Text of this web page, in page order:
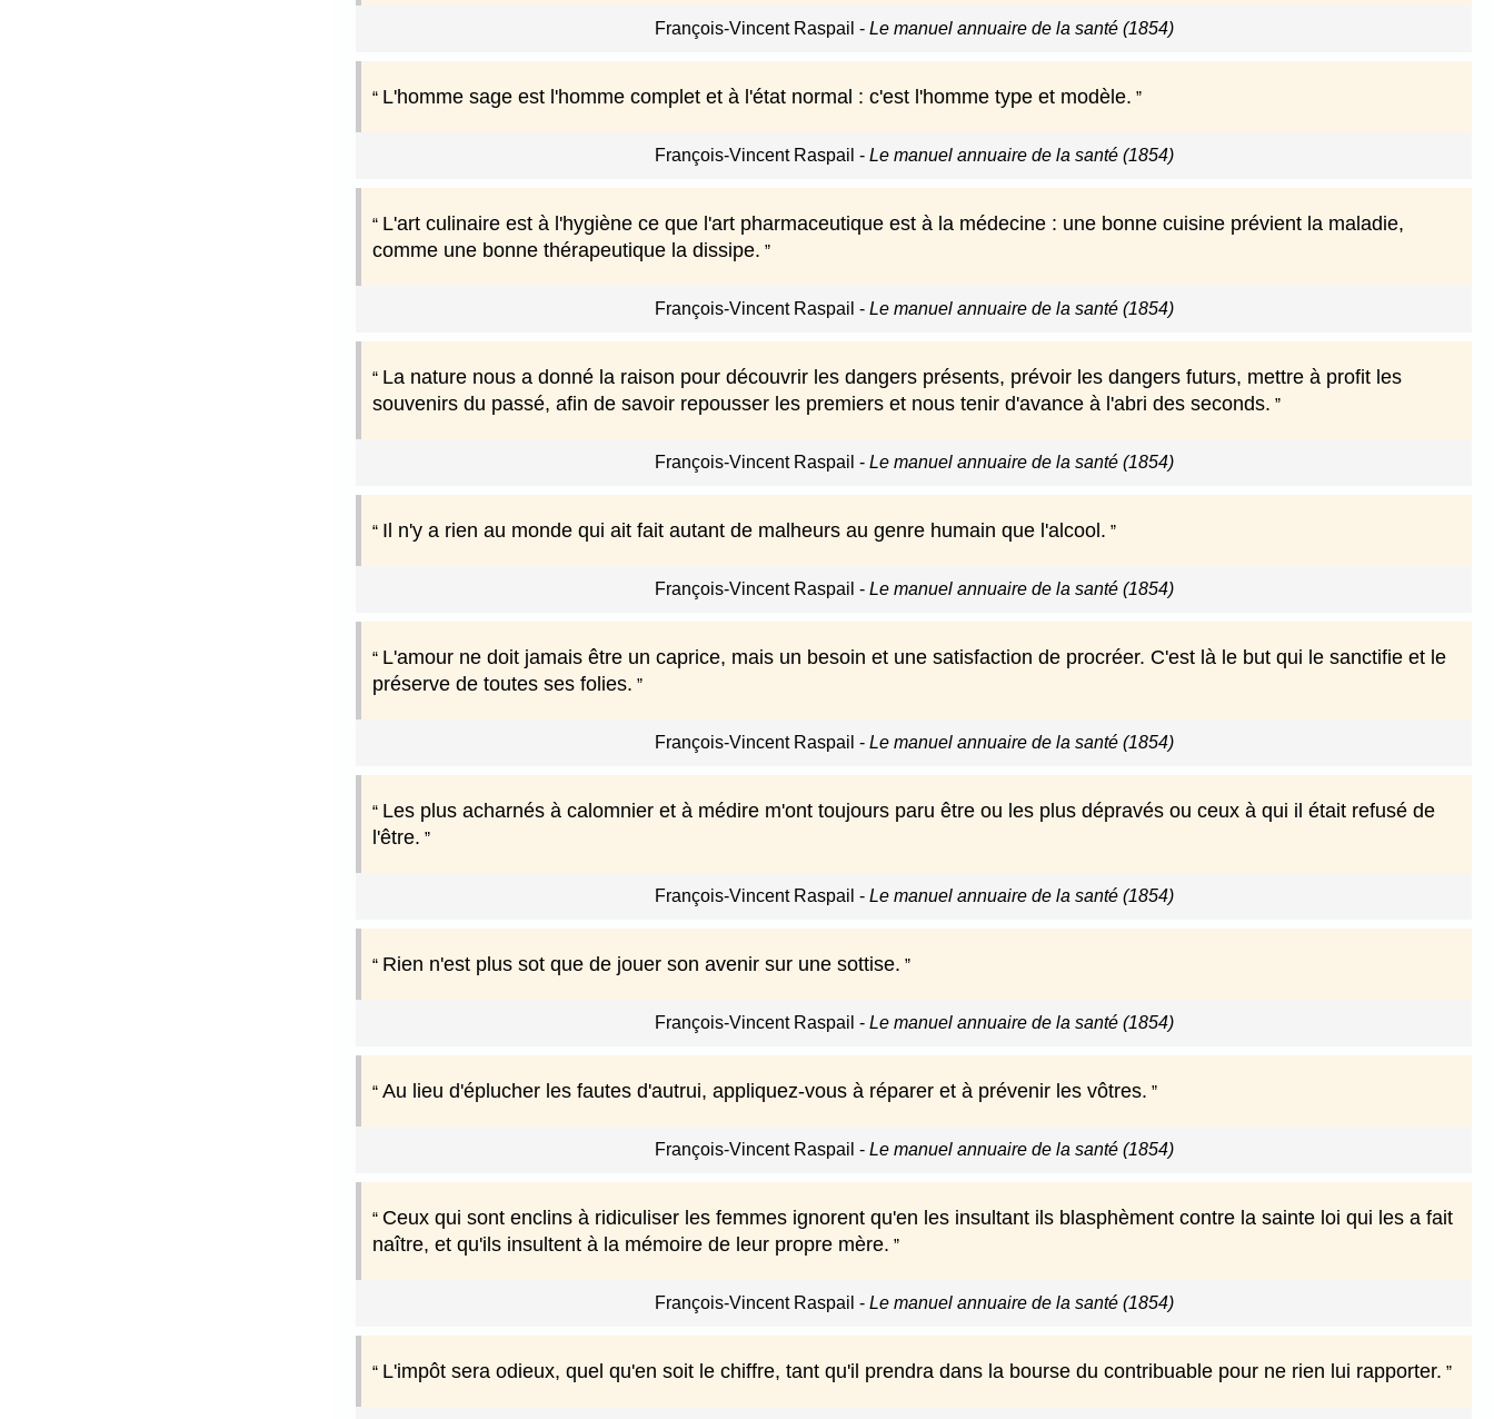
François-Vincent Raspail - Le manuel annuaire de la santé (1854)
L'homme sage est l'homme complet et à l'état normal : c'est l'homme type et modèle.
François-Vincent Raspail - Le manuel annuaire de la santé (1854)
L'art culinaire est à l'hygiène ce que l'art pharmaceutique est à la médecine : une bonne cuisine prévient la maladie,
comme une bonne thérapeutique la dissipe.
François-Vincent Raspail - Le manuel annuaire de la santé (1854)
La nature nous a donné la raison pour découvrir les dangers présents, prévoir les dangers futurs, mettre à profit les
souvenirs du passé, afin de savoir repousser les premiers et nous tenir d'avance à l'abri des seconds.
François-Vincent Raspail - Le manuel annuaire de la santé (1854)
Il n'y a rien au monde qui ait fait autant de malheurs au genre humain que l'alcool.
François-Vincent Raspail - Le manuel annuaire de la santé (1854)
L'amour ne doit jamais être un caprice, mais un besoin et une satisfaction de procréer. C'est là le but qui le sanctifie et le
préserve de toutes ses folies.
François-Vincent Raspail - Le manuel annuaire de la santé (1854)
Les plus acharnés à calomnier et à médire m'ont toujours paru être ou les plus dépravés ou ceux à qui il était refusé de
l'être.
François-Vincent Raspail - Le manuel annuaire de la santé (1854)
Rien n'est plus sot que de jouer son avenir sur une sottise.
François-Vincent Raspail - Le manuel annuaire de la santé (1854)
Au lieu d'éplucher les fautes d'autrui, appliquez-vous à réparer et à prévenir les vôtres.
François-Vincent Raspail - Le manuel annuaire de la santé (1854)
Ceux qui sont enclins à ridiculiser les femmes ignorent qu'en les insultant ils blasphèment contre la sainte loi qui les a fait
naître, et qu'ils insultent à la mémoire de leur propre mère.
François-Vincent Raspail - Le manuel annuaire de la santé (1854)
L'impôt sera odieux, quel qu'en soit le chiffre, tant qu'il prendra dans la bourse du contribuable pour ne rien lui rapporter.